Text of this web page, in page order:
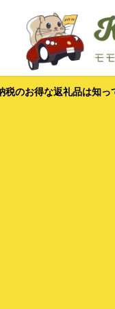
税のお得な返礼品は知っ